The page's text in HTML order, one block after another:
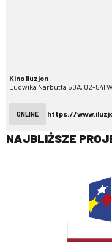
Kino Iluzjon
Ludwika Narbutta 50A, 02-541
ONLINE https://
NAJBLIŻSZE